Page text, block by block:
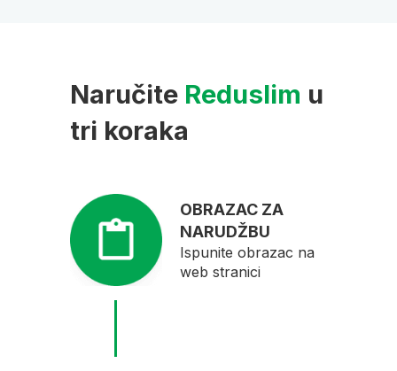
Naručite Reduslim u
tri koraka
OBRAZAC ZA
NARUDŽBU
Ispunite obrazac na
web stranici